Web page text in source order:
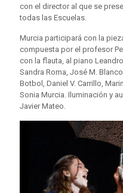
con el director al que se
todas las Escuelas.
Murcia participará con la
compuesta por el profesor
con la flauta, al piano
Sandra Roma, José M.
Botbol, Daniel V. Carrillo,
Sonia Murcia. Iluminación y
Javier Mateo.